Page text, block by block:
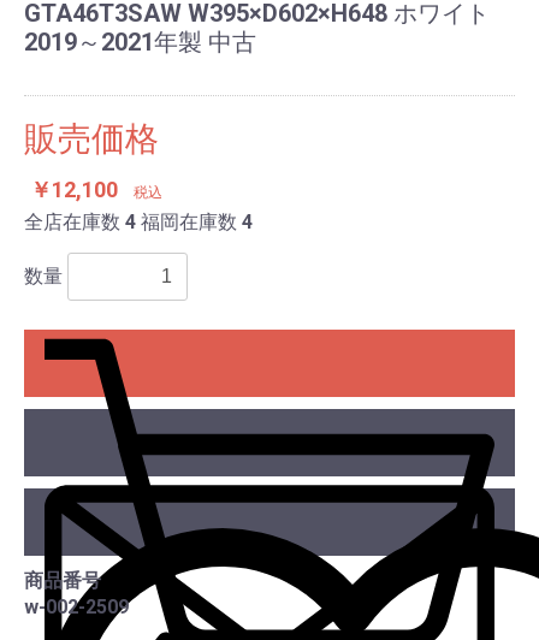
GTA46T3SAW W395×D602×H648 ホワイト
2019～2021年製 中古
販売価格
￥12,100 税込
全店在庫数 4 福岡在庫数 4
数量
商品番号
w-002-2509